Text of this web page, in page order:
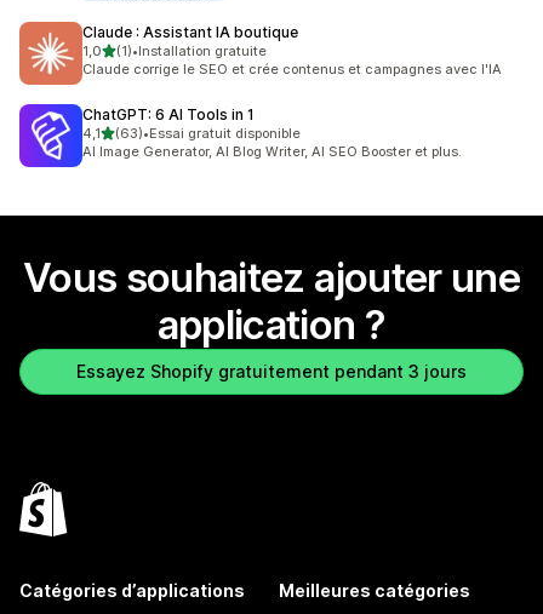
Claude : Assistant IA boutique
1,0étoile(s) sur 5
(1)
1 avis au total
•Installation gratuite
Claude corrige le SEO et crée contenus et campagnes avec l'IA
ChatGPT: 6 AI Tools in 1
4,1étoile(s) sur 5
(63)
63 avis au total
•Essai gratuit disponible
AI Image Generator, AI Blog Writer, AI SEO Booster et plus.
Vous souhaitez ajouter une
application ?
Essayez Shopify gratuitement pendant 3 jours
Catégories d’applications Meilleures catégories